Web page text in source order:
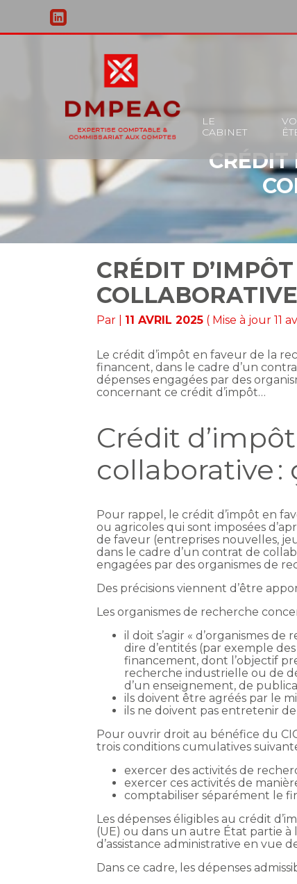
au
contenu
Principal
LE
CABINET
CRÉDIT
CRÉDIT
Par 11 AVRIL 2025 ( Mise à jour 11
Le crédit d’impôt en faveur de la
financent, dans le cadre d’un
dépenses engagées par des
concernant ce crédit d’impôt…
Crédit
collaborative :
Pour rappel, le crédit d’impôt en
ou agricoles qui sont imposées
de faveur (entreprises nouvelles,
dans le cadre d’un contrat de
engagées par des organismes de
Des précisions viennent d’être
Les organismes de recherche
il doit s’agir « d’organismes
dire d’entités (par exemple
financement, dont l’objectif
recherche industrielle ou de
d’un enseignement, de
ils doivent être agréés par le
ils ne doivent pas entretenir
Pour ouvrir droit au bénéfice du
trois conditions cumulatives
exercer des activités de
exercer ces activités de
comptabiliser séparément le
Les dépenses éligibles au crédit
(UE) ou dans un autre État partie à
d’assistance administrative en vue
Dans ce cadre, les dépenses